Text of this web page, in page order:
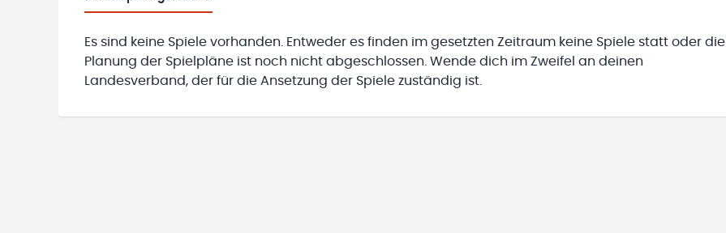
Es sind keine Spiele vorhanden. Entweder es finden im gesetzten Zeitraum keine Spiele statt oder die
Planung der Spielpläne ist noch nicht abgeschlossen. Wende dich im Zweifel an deinen
Landesverband, der für die Ansetzung der Spiele zuständig ist.